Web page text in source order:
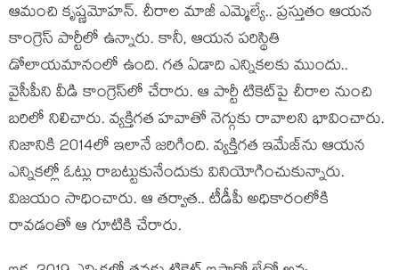
ఆమంచి కృష్ణ‌మోహ‌న్‌. చీరాల మాజీ ఎమ్మెల్యే.. ప్ర‌స్తుతం ఆయ‌న
కాంగ్రెస్ పార్టీలో ఉన్నారు. కానీ, ఆయన ప‌రిస్థితి
డోలాయ‌మానంలో ఉంది. గ‌త ఏడాది ఎన్నిక‌ల‌కు ముందు..
వైసీపీని వీడి కాంగ్రెస్‌లో చేరారు. ఆ పార్టీ టికెట్‌పై చీరాల నుంచి
బ‌రిలో నిలిచారు. వ్య‌క్తిగ‌త హ‌వాతో నెగ్గుకు రావాల‌ని భావించారు.
నిజానికి 2014లో ఇలానే జరిగింది. వ్య‌క్తిగ‌త ఇమేజ్‌ను ఆయ‌న
ఎన్నిక‌ల్లో ఓట్లు రాబ‌ట్టుకునేందుకు వినియోగించుకున్నారు.
విజ‌యం సాధించారు. ఆ త‌ర్వాత‌.. టీడీపీ అధికారంలోకి
రావ‌డంతో ఆ గూటికి చేరారు.